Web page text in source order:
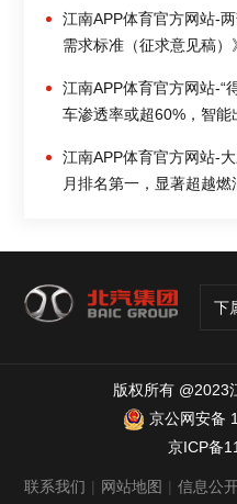
江南APP体育官方网站-
需求标准（征求意见稿）
江南APP体育官方网站-“
车渗透率或超60%，智
江南APP体育官方网站-
月排名第一，显著超越
下
版权所有 @2023
京公网安备
京ICP备
联系我们 | 网站地图 | 信息公